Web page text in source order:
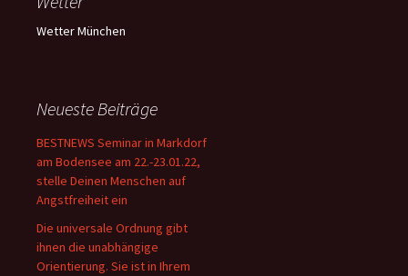
Wetter München
Neueste Beiträge
BESTNEWS Seminar in Markdorf
am Bodensee am 22.-23.01.22,
stelle Deinen Menschen auf
Angstfreiheit ein
Die universale Ordnung gibt
ihnen die unabhängige
Orientierung. Sie ist in Ihrem